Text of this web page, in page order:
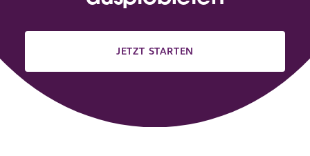
JETZT STARTEN